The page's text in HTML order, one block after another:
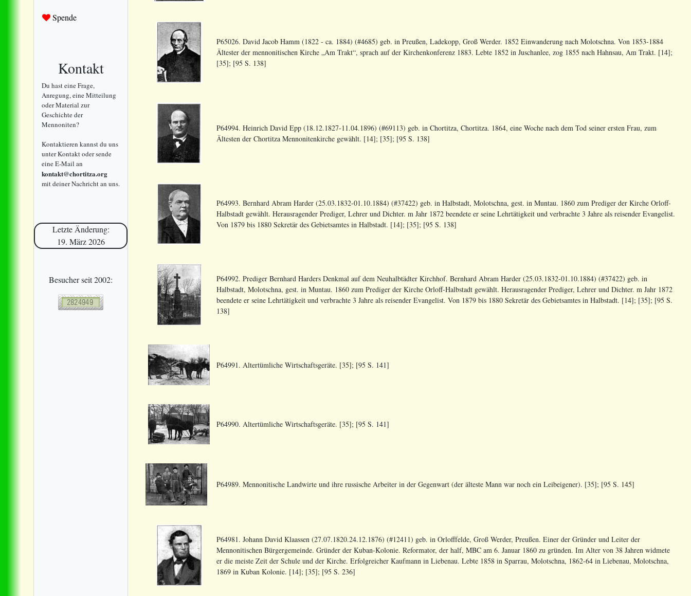
Spende
Kontakt
Du hast eine Frage,
Anregung, eine Mitteilung
oder Material zur
Geschichte der
Mennoniten?
Kontaktieren kannst du uns
unter Kontakt oder sende
eine E-Mail an
kontakt@chortitza.org
mit deiner Nachricht an uns.
Letzte Änderung:
19. März 2026
Besucher seit 2002:
P65026. David Jacob Hamm (1822 - ca. 1884) (#4685) geb. in Preußen, Ladekopp, Groß Werder. 1852 Einwanderung nach Molotschna. Von 1853-1884
Ältester der mennonitischen Kirche „Am Trakt“, sprach auf der Kirchenkonferenz 1883. Lebte 1852 in Juschanlee, zog 1855 nach Hahnsau, Am Trakt. [14];
[35]; [95 S. 138]
P64994. Heinrich David Epp (18.12.1827-11.04.1896) (#69113) geb. in Chortitza, Chortitza. 1864, eine Woche nach dem Tod seiner ersten Frau, zum
Ältesten der Chortitza Mennonitenkirche gewählt. [14]; [35]; [95 S. 138]
P64993. Bernhard Abram Harder (25.03.1832-01.10.1884) (#37422) geb. in Halbstadt, Molotschna, gest. in Muntau. 1860 zum Prediger der Kirche Orloff-
Halbstadt gewählt. Herausragender Prediger, Lehrer und Dichter. m Jahr 1872 beendete er seine Lehrtätigkeit und verbrachte 3 Jahre als reisender Evangelist.
Von 1879 bis 1880 Sekretär des Gebietsamtes in Halbstadt. [14]; [35]; [95 S. 138]
P64992. Prediger Bernhard Harders Denkmal auf dem Neuhalbtädter Kirchhof. Bernhard Abram Harder (25.03.1832-01.10.1884) (#37422) geb. in
Halbstadt, Molotschna, gest. in Muntau. 1860 zum Prediger der Kirche Orloff-Halbstadt gewählt. Herausragender Prediger, Lehrer und Dichter. m Jahr 1872
beendete er seine Lehrtätigkeit und verbrachte 3 Jahre als reisender Evangelist. Von 1879 bis 1880 Sekretär des Gebietsamtes in Halbstadt. [14]; [35]; [95 S.
138]
P64991. Altertümliche Wirtschaftsgeräte. [35]; [95 S. 141]
P64990. Altertümliche Wirtschaftsgeräte. [35]; [95 S. 141]
P64989. Mennonitische Landwirte und ihre russische Arbeiter in der Gegenwart (der älteste Mann war noch ein Leibeigener). [35]; [95 S. 145]
P64981. Johann David Klaassen (27.07.1820.24.12.1876) (#12411) geb. in Orlofffelde, Groß Werder, Preußen. Einer der Gründer und Leiter der
Mennonitischen Bürgergemeinde. Gründer der Kuban-Kolonie. Reformator, der half, MBC am 6. Januar 1860 zu gründen. Im Alter von 38 Jahren widmete
er die meiste Zeit der Schule und der Kirche. Erfolgreicher Kaufmann in Liebenau. Lebte 1858 in Sparrau, Molotschna, 1862-64 in Liebenau, Molotschna,
1869 in Kuban Kolonie. [14]; [35]; [95 S. 236]